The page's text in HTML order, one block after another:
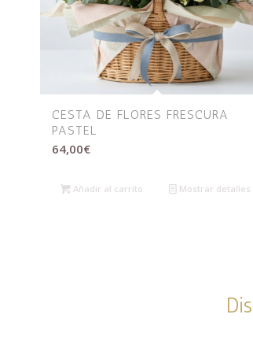
CESTA DE FLORES FRESCURA
PASTEL
64,00€
Añadir al carrito Mostrar detalles